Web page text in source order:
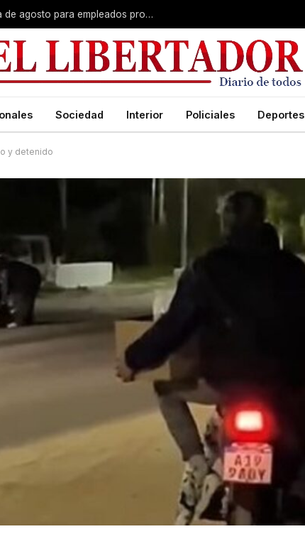
Plus unificado: se confirmó el cronograma de agosto para empleados provinciales
Sociedad Interior Policiales Deportes
y detenido